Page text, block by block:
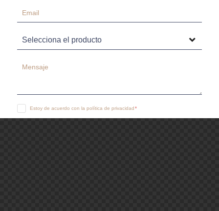
Estoy de acuerdo con la política de privacidad